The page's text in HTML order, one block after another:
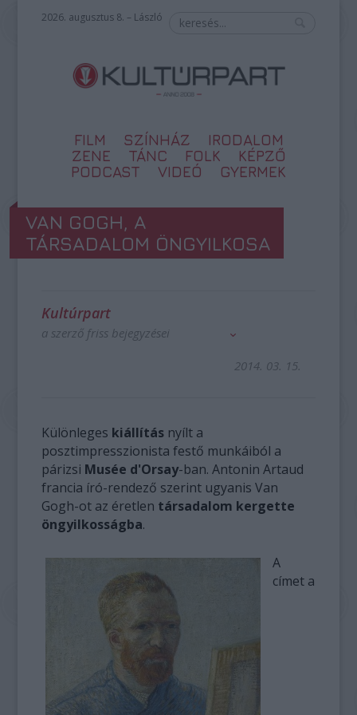
2026. augusztus 8. – László
FILM SZÍNHÁZ
IRODALOM
ZENE
TÁNC FOLK
KÉPZŐ
PODCAST
VIDEÓ GYERMEK
VAN GOGH, A
TÁRSADALOM ÖNGYILKOSA
Kultúrpart
a szerző friss bejegyzései
2014. 03. 15.
Különleges kiállítás nyílt a
posztimpresszionista festő munkáiból a
párizsi Musée d'Orsay-ban. Antonin Artaud
francia író-rendező szerint ugyanis Van
Gogh-ot az éretlen társadalom kergette
öngyilkosságba.
A
címet a